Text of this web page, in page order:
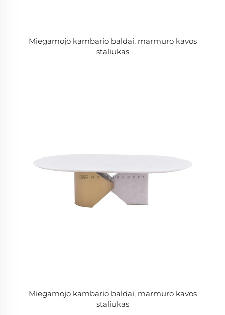
Miegamojo kambario baldai, marmuro kavos
staliukas
Miegamojo kambario baldai, marmuro kavos
staliukas